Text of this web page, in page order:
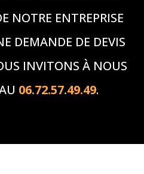
NOTRE ENTREPRISE
DEMANDE DE DEVIS
INVITONS À NOUS
06.72.57.49.49.